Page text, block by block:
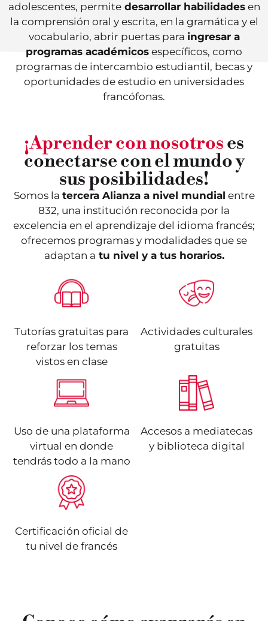
adolescentes, permitedesarrollar habilidadesen
la comprensión oral y escrita, en la gramática y el
vocabulario, abrir puertas para ingresar a
programas académicos específicos, como
programas de intercambio estudiantil, becas y
oportunidades de estudio en universidades
francófonas.
¡Aprender con nosotroses
conectarse con el mundo y
sus posibilidades!
Somos la tercera Alianza a nivel mundial entre
832, una institución reconocida por la
excelencia en el aprendizaje del idioma francés;
ofrecemos programas y modalidades que se
adaptan a tu nivel y a tus horarios.
Tutorías gratuitas para
reforzar los temas
vistos en clase
Actividades culturales
gratuitas
Uso de una plataforma
virtual en donde
tendrás todo a la mano
Accesos a mediatecas
y biblioteca digital
Certificación oficial de
tu nivel de francés